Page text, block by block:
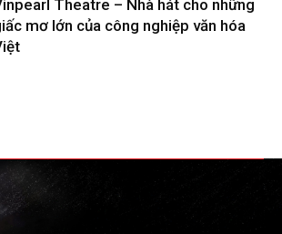
Theatre – Nhà hát cho những
mơ lớn của công nghiệp văn hóa